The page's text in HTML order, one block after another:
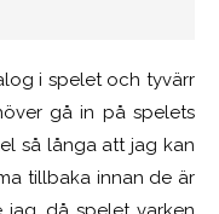
i spelet och tyvärr
gå in på spelets
så långa att jag kan
tillbaka innan de är